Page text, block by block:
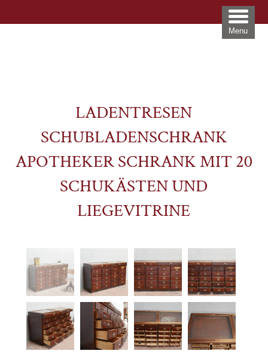
LADENTRESEN
SCHUBLADENSCHRANK
APOTHEKER SCHRANK MIT 20
SCHUKÄSTEN UND
LIEGEVITRINE
Menu